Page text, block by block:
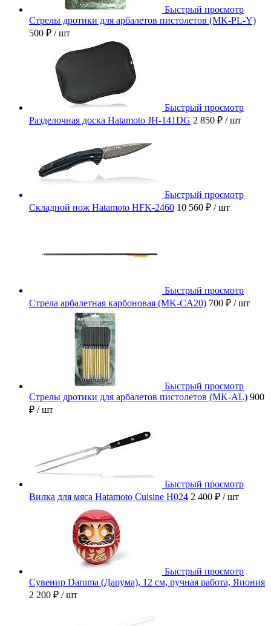
Быстрый просмотр
Стрелы дротики для арбалетов пистолетов (MK-PL-Y)
500 ₽ / шт
Быстрый просмотр
Разделочная доска Hatamoto JH-141DG 2 850 ₽ / шт
Быстрый просмотр
Складной нож Hatamoto HFK-2460 10 560 ₽ / шт
Быстрый просмотр
Стрела арбалетная карбоновая (MK-CA20) 700 ₽ / шт
Быстрый просмотр
Стрелы дротики для арбалетов пистолетов (MK-AL) 900
₽ / шт
Быстрый просмотр
Вилка для мяса Hatamoto Cuisine H024 2 400 ₽ / шт
Быстрый просмотр
Сувенир Daruma (Дарума), 12 см, ручная работа, Япония
2 200 ₽ / шт